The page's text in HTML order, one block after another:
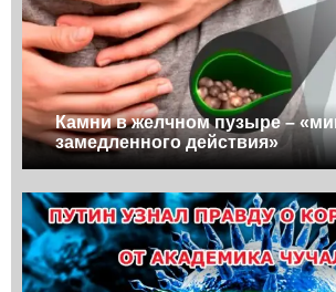
Камни в желчном пузыре –
замедленного действия»